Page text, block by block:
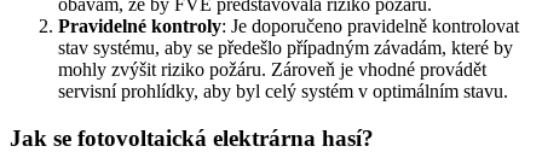
obavám, že by FVE představovala riziko požáru.
Pravidelné kontroly: Je doporučeno pravidelně kontrolovat
stav systému, aby se předešlo případným závadám, které by
mohly zvýšit riziko požáru. Zároveň je vhodné provádět
servisní prohlídky, aby byl celý systém v optimálním stavu.
Jak se fotovoltaická elektrárna hasí?